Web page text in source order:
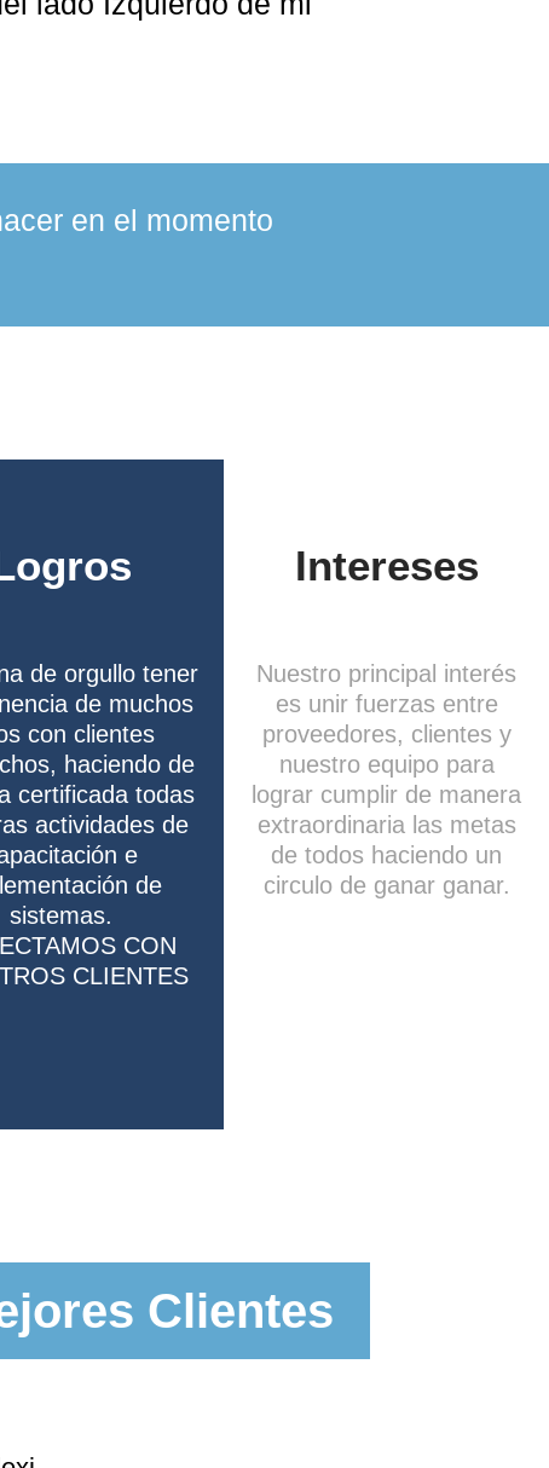
en el momento
de orgullo tener
de muchos
con clientes
haciendo de
certificada todas
actividades de
e
de
sistemas.
CON
CLIENTES
Intereses
Nuestro principal interés
es unir fuerzas entre
proveedores, clientes y
nuestro equipo para
lograr cumplir de manera
extraordinaria las metas
de todos haciendo un
circulo de ganar ganar.
Clientes